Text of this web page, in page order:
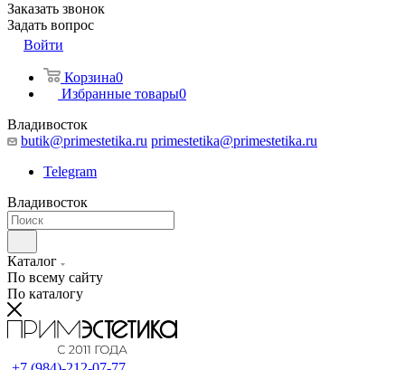
Заказать звонок
Задать вопрос
Войти
Корзина0
Избранные товары0
Владивосток
butik@primestetika.ru primestetika@primestetika.ru
Telegram
Владивосток
Каталог
По всему сайту
По каталогу